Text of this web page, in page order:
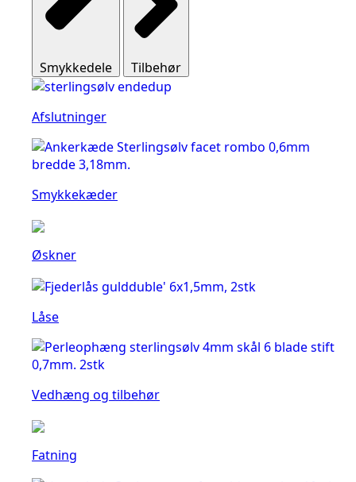
Smykkedele Tilbehør
Afslutninger
Smykkekæder
Øskner
Låse
Vedhæng og tilbehør
Fatning